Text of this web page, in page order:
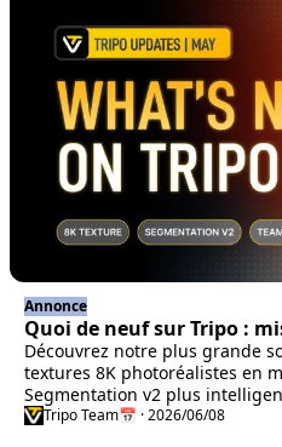
Annonce
Quoi de neuf sur Tripo :
Découvrez notre plus grande
textures 8K photoréalistes en
Segmentation v2 plus
du secteur, les nouveaux plans
Tripo Team📅 · 2026/06/08